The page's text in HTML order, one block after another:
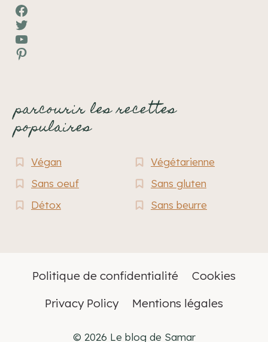
Facebook
Twitter
YouTube
Pinterest
parcourir les recettes
populaires
Végan
Végétarienne
Sans oeuf
Sans gluten
Détox
Sans beurre
Politique de confidentialité
Cookies
Privacy Policy
Mentions légales
© 2026 Le blog de Samar